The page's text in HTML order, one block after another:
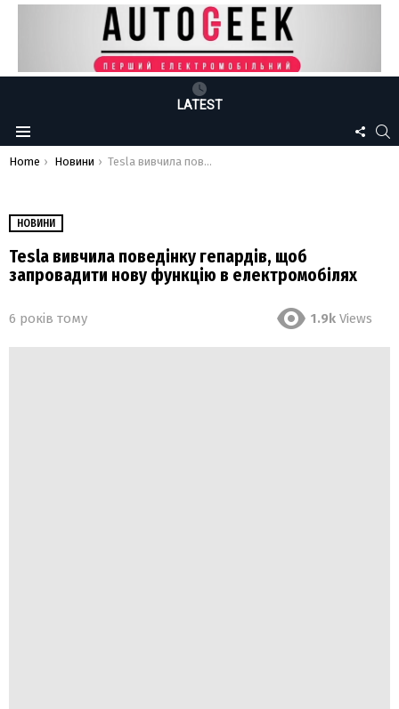
LATEST
Menu
US
You are here:
Home Новини Tesla вивчила поведінку гепардів, щоб запровадити нову функцію в електромобілях
НОВИНИ
Tesla вивчила поведінку гепардів, щоб
запровадити нову функцію в електромобілях
6 років тому 1.9k Views